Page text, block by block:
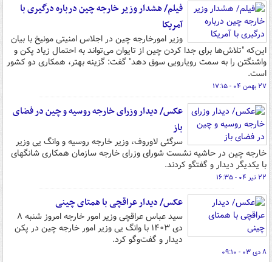
فیلم/ هشدار وزیر خارجه چین درباره درگیری با
آمریکا
وزیر امورخارجه چین در اجلاس امنیتی مونیخ با بیان
این‌که "تلاش‌ها برای جدا کردن چین از تایوان می‌تواند به احتمال زیاد پکن و
واشنگتن را به سمت رویارویی سوق دهد" گفت: گزینه بهتر، همکاری دو کشور
است.
۲۷ بهمن ۰۴ - ۱۷:۱۵
عکس/ دیدار وزرای خارجه روسیه و چین در فضای
باز
سرگئی لاوروف، وزیر خارجه روسیه و وانگ یی وزیر
خارجه چین در حاشیه نشست شورای وزرای خارجه سازمان همکاری شانگهای
با یکدیگر دیدار و گفتگو کردند.
۲۲ تیر ۰۴ - ۱۶:۳۵
عکس/ دیدار عراقچی با همتای چینی
سید عباس عراقچی وزیر امور خارجه امروز شنبه ۸
دی ۱۴۰۳ با وانگ یی وزیر امور خارجه چین در پکن
دیدار و گفت‌وگو کرد.
۸ دی ۰۳ - ۰۹:۱۰